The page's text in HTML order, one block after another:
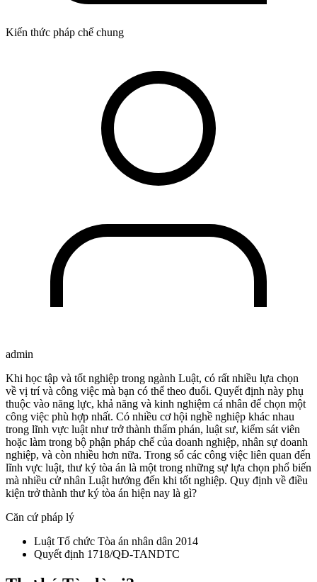
Kiến thức pháp chế chung
admin
Khi học tập và tốt nghiệp trong ngành Luật, có rất nhiều lựa chọn
về vị trí và công việc mà bạn có thể theo đuổi. Quyết định này phụ
thuộc vào năng lực, khả năng và kinh nghiệm cá nhân để chọn một
công việc phù hợp nhất. Có nhiều cơ hội nghề nghiệp khác nhau
trong lĩnh vực luật như trở thành thẩm phán, luật sư, kiểm sát viên
hoặc làm trong bộ phận pháp chế của doanh nghiệp, nhân sự doanh
nghiệp, và còn nhiều hơn nữa. Trong số các công việc liên quan đến
lĩnh vực luật, thư ký tòa án là một trong những sự lựa chọn phổ biến
mà nhiều cử nhân Luật hướng đến khi tốt nghiệp. Quy định về điều
kiện trở thành thư ký tòa án hiện nay là gì?
Căn cứ pháp lý
Luật Tổ chức Tòa án nhân dân 2014
Quyết định 1718/QĐ-TANDTC